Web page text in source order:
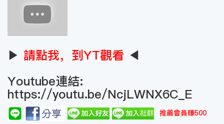
▶ 請點我，到YT觀看 ◀
Youtube連結:
https://youtu.be/NcjLWNX6C_E
推薦會員賺500